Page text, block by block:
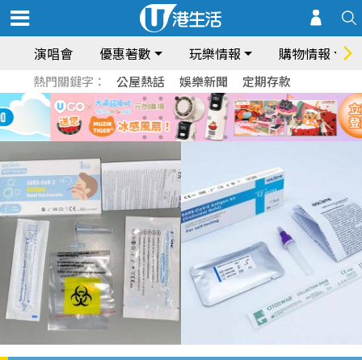
演唱會 優惠著數 玩樂情報 購物情報
熱門關鍵字： 公屋熱話 娛樂新聞 定期存款